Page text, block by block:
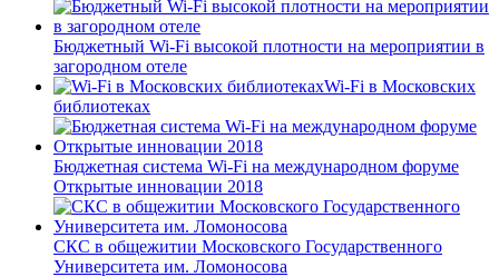
Бюджетный Wi-Fi высокой плотности на мероприятии в
загородном отеле
Wi-Fi в Московских
библиотеках
Бюджетная система Wi-Fi на международном форуме
Открытые инновации 2018
СКС в общежитии Московского Государственного
Университета им. Ломоносова